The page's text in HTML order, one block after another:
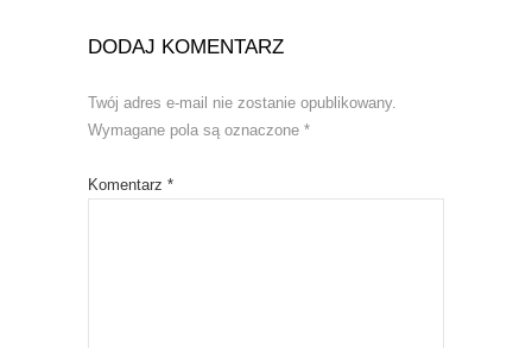
DODAJ KOMENTARZ
Twój adres e-mail nie zostanie opublikowany.
Wymagane pola są oznaczone *
Komentarz *